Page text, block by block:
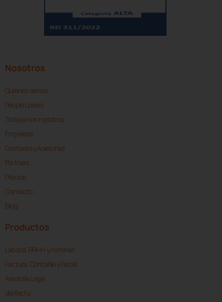
Nosotros
Quiénes somos
People Lovers
Trabaja con nosotros
Empresas
Gestorías y Asesorías
Partners
Precios
Contacto
Blog
Productos
Laboral, RRHH y nóminas
Factura, Contable y Fiscal
Asesoría Legal
Verifactu